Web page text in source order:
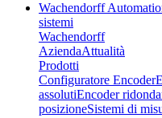
Wachendorff
sistemi
Wachendorff
AziendaAttualità
Prodotti
Configuratore Encoder
assolutiEncoder
posizioneSistemi di